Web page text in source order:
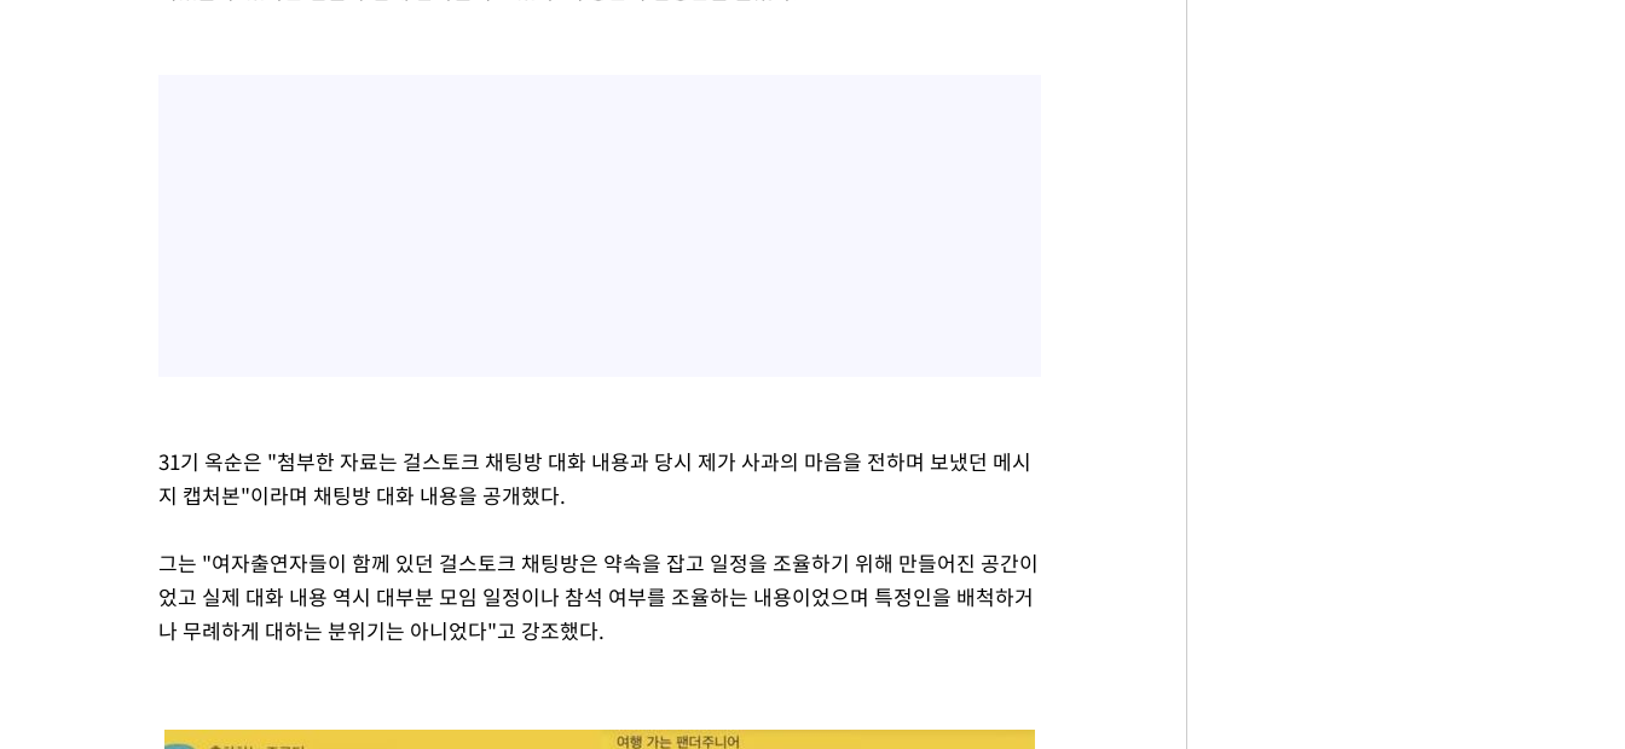
31기 옥순은 "첨부한 자료는 걸스토크 채팅방 대화 내용과 당시 제가 사과의 마음을 전하며 보냈던 메시
지 캡처본"이라며 채팅방 대화 내용을 공개했다.
그는 "여자출연자들이 함께 있던 걸스토크 채팅방은 약속을 잡고 일정을 조율하기 위해 만들어진 공간이
었고 실제 대화 내용 역시 대부분 모임 일정이나 참석 여부를 조율하는 내용이었으며 특정인을 배척하거
나 무례하게 대하는 분위기는 아니었다"고 강조했다.